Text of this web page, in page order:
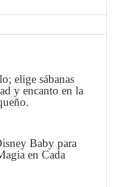
elige sábanas
y encanto en la
Baby para
en Cada